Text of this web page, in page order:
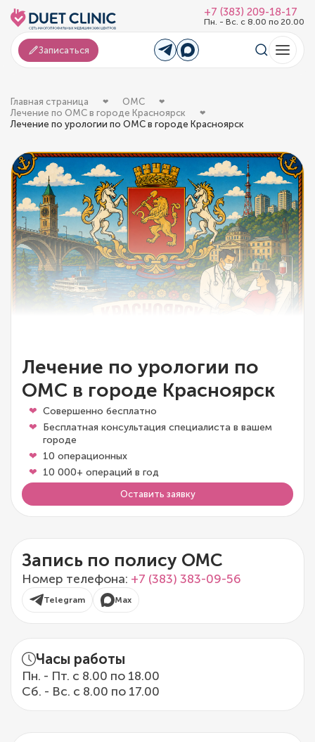
+7 (383) 209-18-17
Пн. - Вс. с 8.00 по 20.00
Записаться
Главная страница
ОМС
Лечение по ОМС в городе Красноярск
Лечение по урологии по ОМС в городе Красноярск
Лечение по урологии по
ОМС в городе Красноярск
Совершенно бесплатно
Бесплатная консультация специалиста в вашем
городе
10 операционных
10 000+ операций в год
Оставить заявку
Запись по полису ОМС
Номер телефона: +7 (383) 383-09-56
Telegram Max
Часы работы
Пн. - Пт. с 8.00 по 18.00
Сб. - Вс. с 8.00 по 17.00